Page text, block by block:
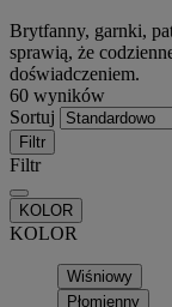
Brytfanny, garnki,
sprawią, że
doświadczeniem.
60 wyników
Sortuj
Filtr
Filtr
KOLOR
KOLOR
Wiśniowy
Płomienny